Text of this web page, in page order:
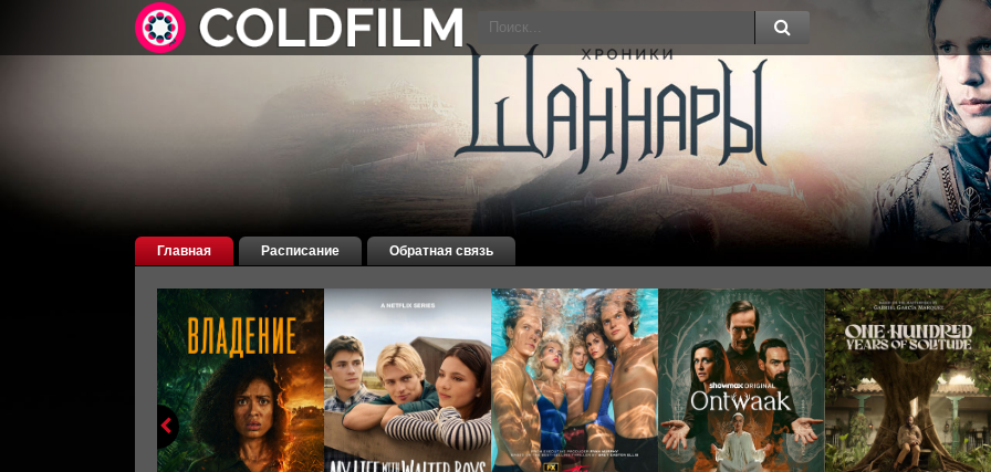
Главная Расписание Обратная связь